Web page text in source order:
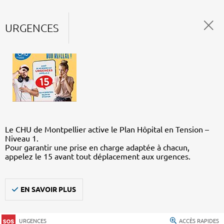
URGENCES
Le CHU de Montpellier active le Plan Hôpital en Tension –
Niveau 1.
Pour garantir une prise en charge adaptée à chacun,
appelez le 15 avant tout déplacement aux urgences.
EN SAVOIR PLUS
URGENCES ACCÈS RAPIDES